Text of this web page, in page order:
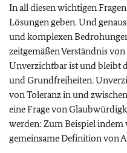
In all diesen wichtigen
Lösungen geben. Und
und komplexen
zeitgemäßen Verständnis
Unverzichtbar ist und bleibt
und Grundfreiheiten.
von Toleranz in und
eine Frage von
werden: Zum Beispiel
gemeinsame Definition von